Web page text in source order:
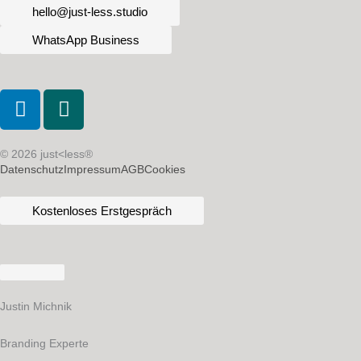
hello@just-less.studio
WhatsApp Business
L
i
k
e
d
i
X
i
g
© 2026 just<less®
Datenschutz ImpressumAGBCookies
Kostenloses Erstgespräch
Justin Michnik
Branding Experte